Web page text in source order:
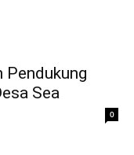
Pendukung
Sea
0